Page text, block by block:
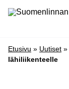
sisältöön
Suomenlinnan
Etusivu » Uutiset »
lähiliikenteelle